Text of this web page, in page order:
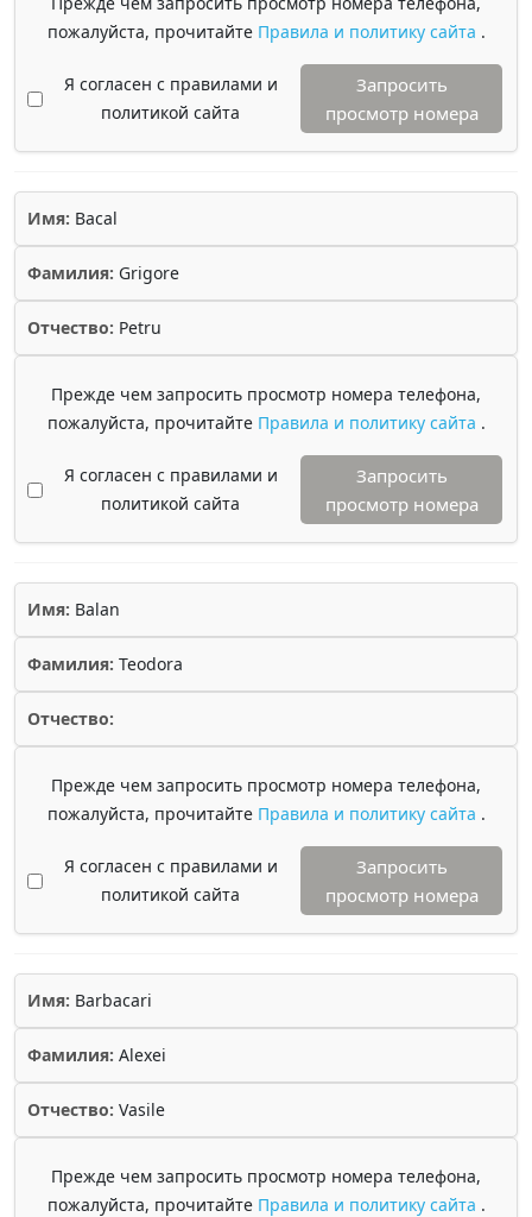
пожалуйста, прочитайте Правила и политику сайта .
Я согласен с правилами и
политикой сайта
Запросить
просмотр номера
Имя: Bacal
Фамилия: Grigore
Отчество: Petru
Прежде чем запросить просмотр номера телефона,
пожалуйста, прочитайте Правила и политику сайта .
Я согласен с правилами и
политикой сайта
Запросить
просмотр номера
Имя: Balan
Фамилия: Teodora
Отчество:
Прежде чем запросить просмотр номера телефона,
пожалуйста, прочитайте Правила и политику сайта .
Я согласен с правилами и
политикой сайта
Запросить
просмотр номера
Имя: Barbacari
Фамилия: Alexei
Отчество: Vasile
Прежде чем запросить просмотр номера телефона,
пожалуйста, прочитайте Правила и политику сайта .